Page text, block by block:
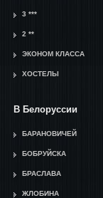
3 ***
2 **
ЭКОНОМ КЛАССА
ХОСТЕЛЫ
В Белоруссии
БАРАНОВИЧЕЙ
БОБРУЙСКА
БРАСЛАВА
ЖЛОБИНА